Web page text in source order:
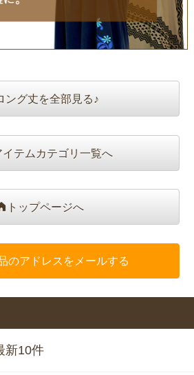
ング丈を全部見る♪
イテムカテゴリ一覧へ
トップページへ
のアドレスをメールする
新10件